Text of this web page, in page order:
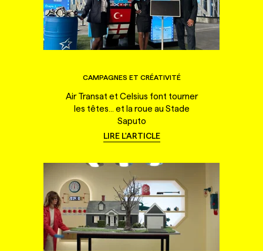
CAMPAGNES ET CRÉATIVITÉ
Air Transat et Celsius font tourner
les têtes... et la roue au Stade
Saputo
LIRE L'ARTICLE